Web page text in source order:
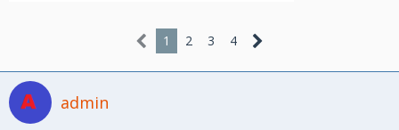
1 2 3 4
admin